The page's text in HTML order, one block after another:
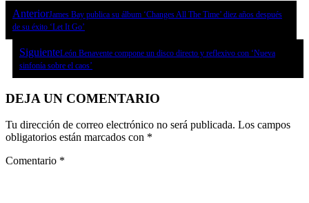
AnteriorJames Bay publica su álbum ‘Changes All The Time’ diez años después
de su éxito ‘Let It Go’
SiguienteLeón Benavente compone un disco directo y reflexivo con ‘Nueva
sinfonía sobre el caos’
DEJA UN COMENTARIO
Tu dirección de correo electrónico no será publicada. Los campos
obligatorios están marcados con *
Comentario *